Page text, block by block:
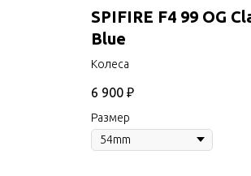
SPIFIRE F4 99 OG
Blue
Kолеса
6 900 ₽
Размер